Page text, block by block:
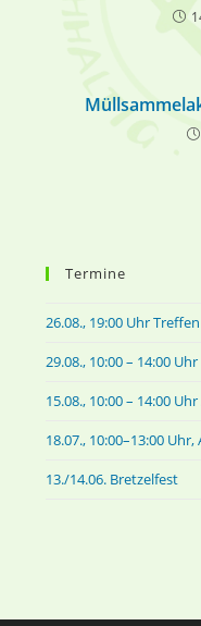
Termine
26.08., 19:00 Uhr
29.08., 10:00 – 14:00
15.08., 10:00 – 14:00
18.07., 10:00–13:00
13./14.06. Bretzelfest